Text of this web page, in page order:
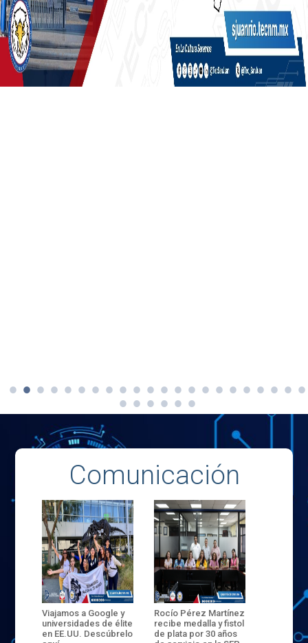
Comunicación
Viajamos a Google y
universidades de élite
en EE.UU. Descúbrelo
Rocío Pérez Martínez
recibe medalla y fistol
de plata por 30 años
ENECB-CEA 2025:
Arrancamos La
del ITSJR inicia la